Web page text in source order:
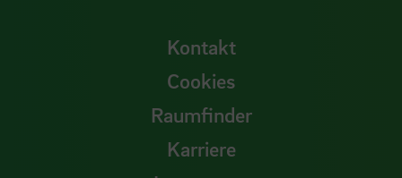
Kontakt
Cookies
Raumfinder
Karriere